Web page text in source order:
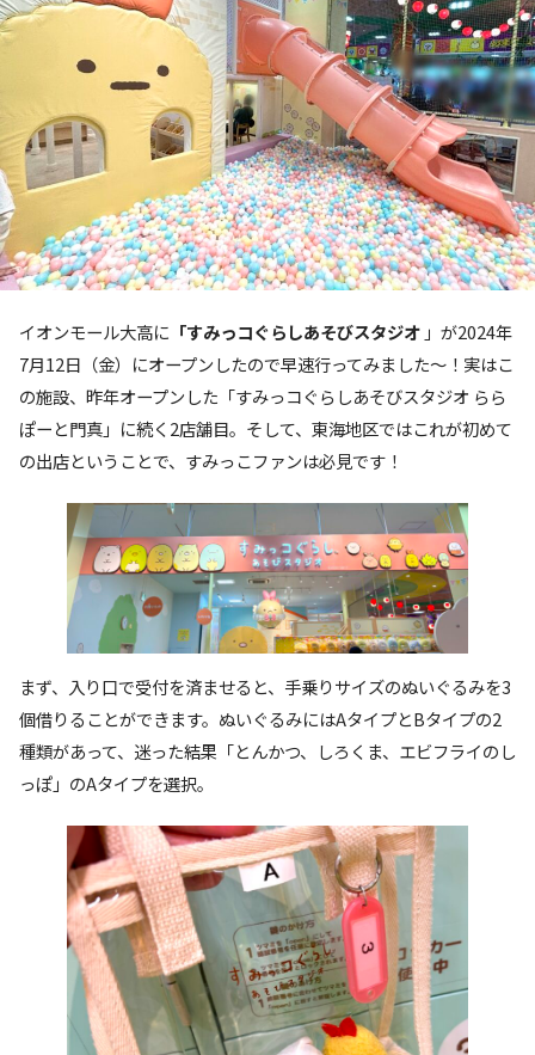
イオンモール大高に 「すみっコぐらしあそびスタジオ 」が2024年
7月12日（金）にオープンしたので早速行ってみました〜！実はこ
の施設、昨年オープンした「すみっコぐらしあそびスタジオ らら
ぽーと門真」に続く2店舗目。そして、東海地区ではこれが初めて
の出店ということで、すみっこファンは必見です！
まず、入り口で受付を済ませると、手乗りサイズのぬいぐるみを3
個借りることができます。ぬいぐるみにはAタイプとBタイプの2
種類があって、迷った結果「とんかつ、しろくま、エビフライのし
っぽ」のAタイプを選択。